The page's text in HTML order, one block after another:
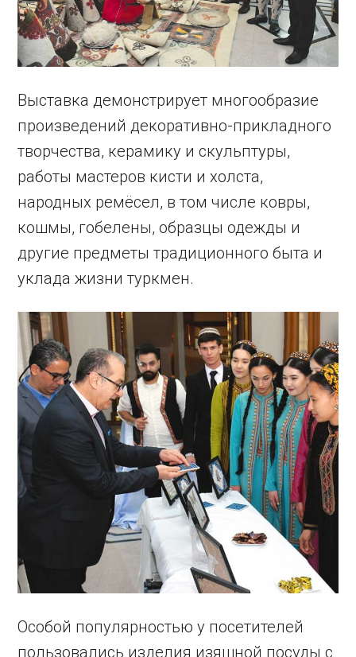
Выставка демонстрирует многообразие
произведений декоративно-прикладного
творчества, керамику и скульптуры,
работы мастеров кисти и холста,
народных ремёсел, в том числе ковры,
кошмы, гобелены, образцы одежды и
другие предметы традиционного быта и
уклада жизни туркмен.
Особой популярностью у посетителей
пользовались изделия изящной посуды с